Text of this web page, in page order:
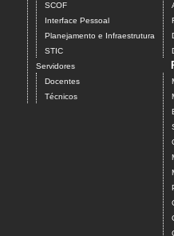
SCOF
Interface Pessoal
Planejamento e Infraestrutura
STIC
Servidores
Docentes
Técnicos